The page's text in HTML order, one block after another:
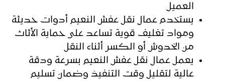
العميل
يستخدم عمال نقل عفش النعيم أدوات حديثة
ومواد تغليف قوية تساعد على حماية الأثاث
من الخدوش أو الكسر أثناء النقل
يعمل عمال نقل عفش النعيم بسرعة ودقة
عالية لتقليل وقت التنفيذ وضمان تسليم